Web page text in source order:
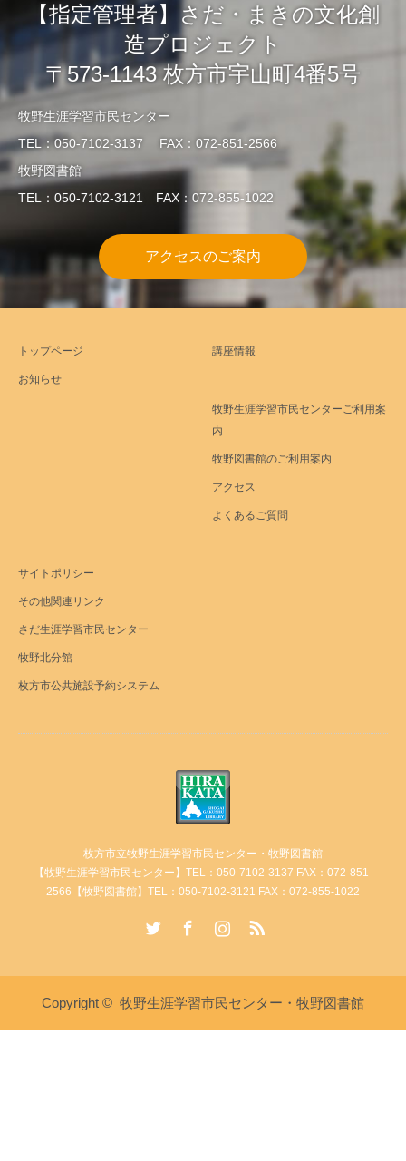
【指定管理者】さだ・まきの文化創
造プロジェクト
〒573-1143 枚方市宇山町4番5号
牧野生涯学習市民センター
TEL：050-7102-3137 FAX：072-851-2566
牧野図書館
TEL：050-7102-3121 FAX：072-855-1022
アクセスのご案内
トップページ
お知らせ
講座情報
牧野生涯学習市民センターご利用案
内
牧野図書館のご利用案内
アクセス
よくあるご質問
サイトポリシー
その他関連リンク
さだ生涯学習市民センター
牧野北分館
枚方市公共施設予約システム
枚方市立牧野生涯学習市民センター・牧野図書館
【牧野生涯学習市民センター】TEL：050-7102-3137 FAX：072-851-
2566【牧野図書館】TEL：050-7102-3121 FAX：072-855-1022
Copyright © 牧野生涯学習市民センター・牧野図書館